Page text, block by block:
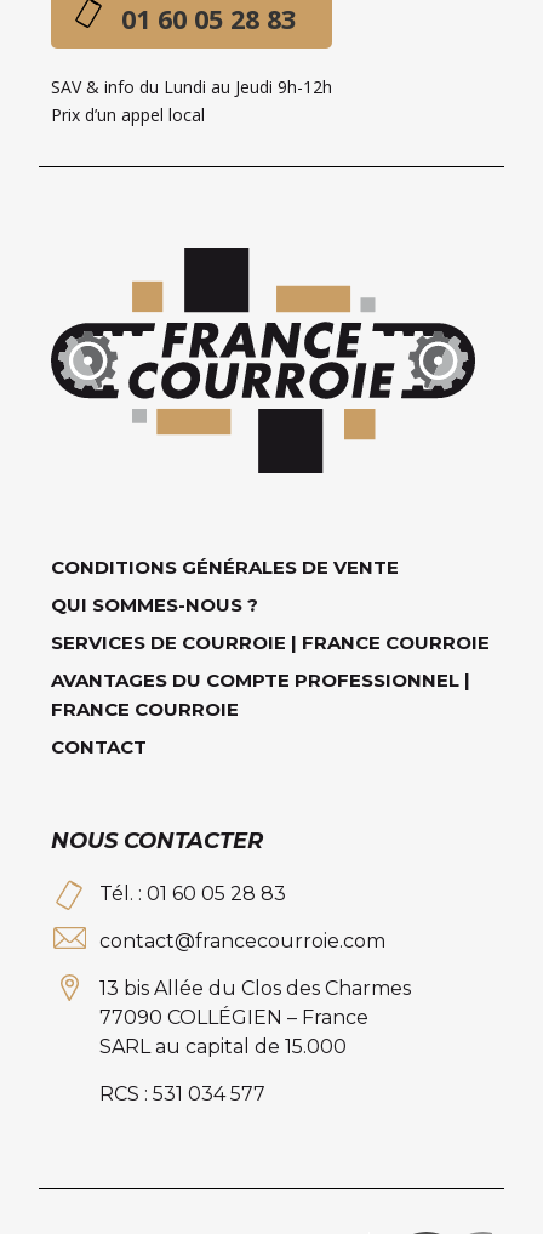
01 60 05 28 83
SAV & info du Lundi au Jeudi 9h-12h
Prix d’un appel local
CONDITIONS GÉNÉRALES DE VENTE
QUI SOMMES-NOUS ?
SERVICES DE COURROIE | FRANCE COURROIE
AVANTAGES DU COMPTE PROFESSIONNEL |
FRANCE COURROIE
CONTACT
NOUS CONTACTER
Tél. : 01 60 05 28 83
contact@francecourroie.com
13 bis Allée du Clos des Charmes
77090 COLLÉGIEN – France
SARL au capital de 15.000
RCS : 531 034 577